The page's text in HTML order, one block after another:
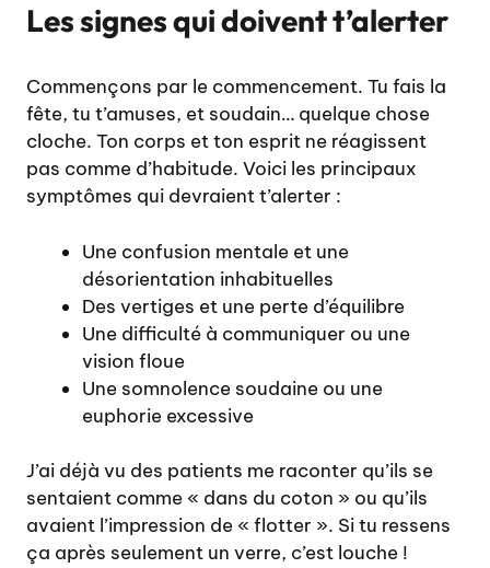
Les signes qui doivent t’alerter
Commençons par le commencement. Tu fais la
fête, tu t’amuses, et soudain… quelque chose
cloche. Ton corps et ton esprit ne réagissent
pas comme d’habitude. Voici les principaux
symptômes qui devraient t’alerter :
Une confusion mentale et une
désorientation inhabituelles
Des vertiges et une perte d’équilibre
Une difficulté à communiquer ou une
vision floue
Une somnolence soudaine ou une
euphorie excessive
J’ai déjà vu des patients me raconter qu’ils se
sentaient comme « dans du coton » ou qu’ils
avaient l’impression de « flotter ». Si tu ressens
ça après seulement un verre, c’est louche !